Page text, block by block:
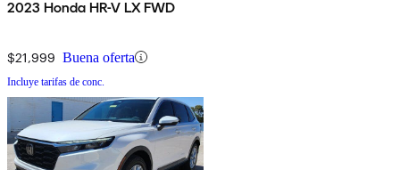
2023 Honda HR-V LX FWD
$21,999 Buena oferta
Incluye tarifas de conc.